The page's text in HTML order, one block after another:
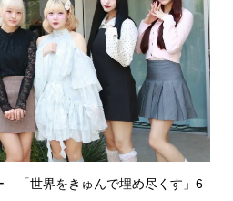
「世界をきゅんで埋め尽くす」6